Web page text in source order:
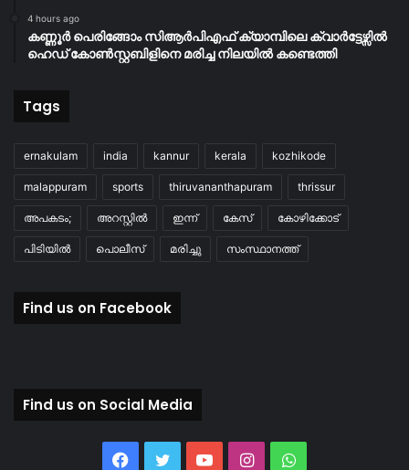
4 hours ago
കണ്ണൂർ പെരിങ്ങോം സിആർപിഎഫ് ക്യാമ്പിലെ ക്വാർട്ടേഴ്സിൽ
ഹെഡ് കോൺസ്റ്റബിളിനെ മരിച്ച നിലയിൽ കണ്ടെത്തി
Tags
ernakulam india kannur kerala kozhikode
malappuram sports thiruvananthapuram thrissur
അപകടം; അറസ്റ്റിൽ ഇന്ന് കേസ് കോഴിക്കോട്
പിടിയിൽ പൊലീസ് മരിച്ചു സംസ്ഥാനത്ത്
Find us on Facebook
Find us on Social Media
Facebook
TwitterYouTubeInstagramWhatsApp